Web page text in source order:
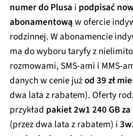
numer do Plusa i podpisać
abonamentowąw ofercie
rodzinnej. W abonamencie
ma do wyboru taryfy z
rozmowami, SMS-ami i MMS-
danych w cenie jużod 39 zł
dwa lata z rabatem). Oferty
przykład pakiet 2w1 240 GB
(przez dwa lata z rabatem) i